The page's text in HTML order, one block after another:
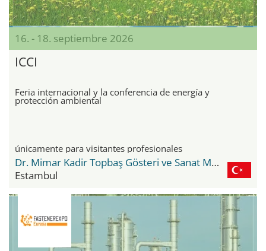
16. - 18. septiembre 2026
ICCI
Feria internacional y la conferencia de energía y
protección ambiental
únicamente para visitantes profesionales
Dr. Mimar Kadir Topbaş Gösteri ve Sanat Merkezi
Estambul